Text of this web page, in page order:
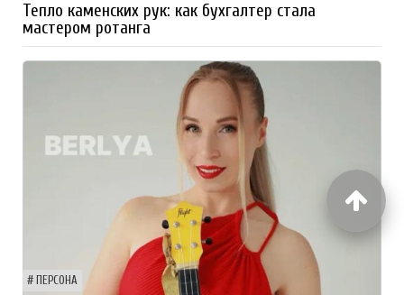
Тепло каменских рук: как бухгалтер стала
мастером ротанга
ПЕРСОНА